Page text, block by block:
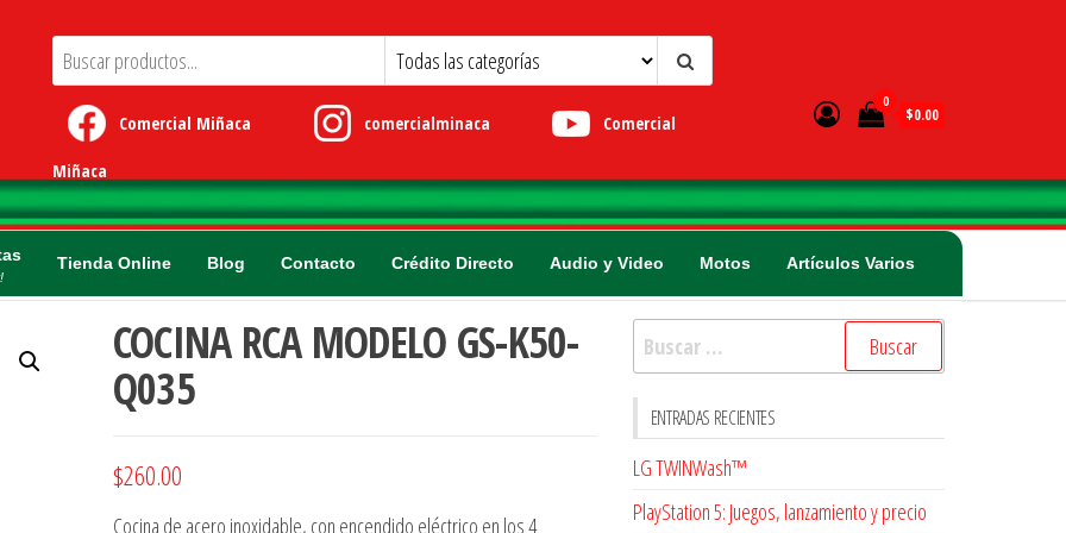
Comercial Miñaca comercialminaca Comercial
Miñaca
0
$0.00
Tienda Online Blog Contacto Crédito Directo Audio y Video Motos Artículos Varios
COCINA RCA MODELO GS-K50-
Q035
$260.00
Cocina de acero inoxidable, con encendido eléctrico en los 4
Buscar:
ENTRADAS RECIENTES
LG TWINWash™
PlayStation 5: Juegos, lanzamiento y precio